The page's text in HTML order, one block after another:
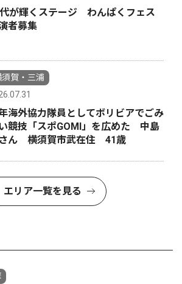
が輝くステージ わんぱくフェス
者募集
須賀・三浦
海外協力隊員としてボリビアでごみ
競技「スポGOMI」を広めた 中島
ん 横須賀市武在住 41歳
エリア一覧を見る